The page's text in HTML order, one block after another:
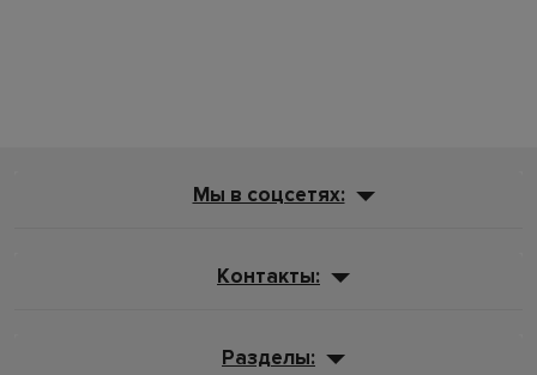
Мы в соцсетях:
Контакты:
Разделы: